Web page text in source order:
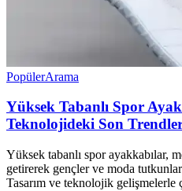
PopülerArama
Yüksek Tabanlı Spor
Teknolojideki Son
Yüksek tabanlı spor ayakkabılar,
getirerek gençler ve moda
Tasarım ve teknolojik gelişmelerle